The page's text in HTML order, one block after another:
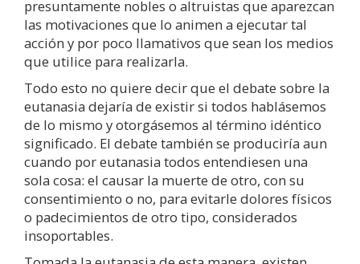
presuntamente nobles o altruistas que aparezcan
las motivaciones que lo animen a ejecutar tal
acción y por poco llamativos que sean los medios
que utilice para realizarla.
Todo esto no quiere decir que el debate sobre la
eutanasia dejaría de existir si todos hablásemos
de lo mismo y otorgásemos al término idéntico
significado. El debate también se produciría aun
cuando por eutanasia todos entendiesen una
sola cosa: el causar la muerte de otro, con su
consentimiento o no, para evitarle dolores físicos
o padecimientos de otro tipo, considerados
insoportables.